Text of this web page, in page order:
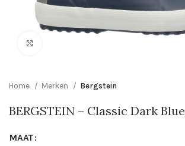
Home Merken Bergstein
BERGSTEIN – Classic Dark Blue
MAAT